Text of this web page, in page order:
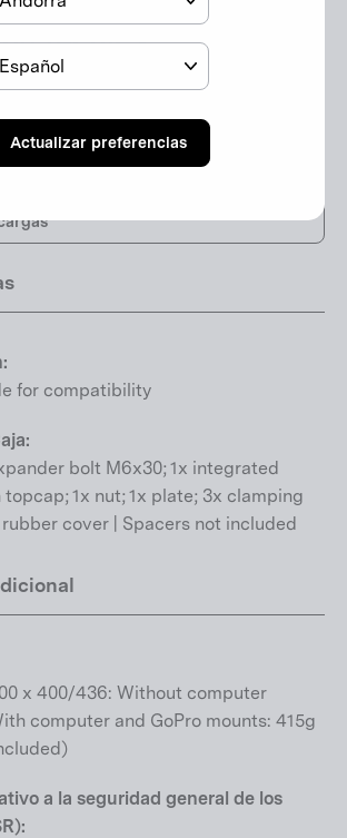
técnica
for compatibility
bolt M6x30; 1x integrated
1x nut; 1x plate; 3x clamping
cover | Spacers not included
x 400/436: Without computer
computer and GoPro mounts: 415g
a la seguridad general de los
Actualizar preferencias